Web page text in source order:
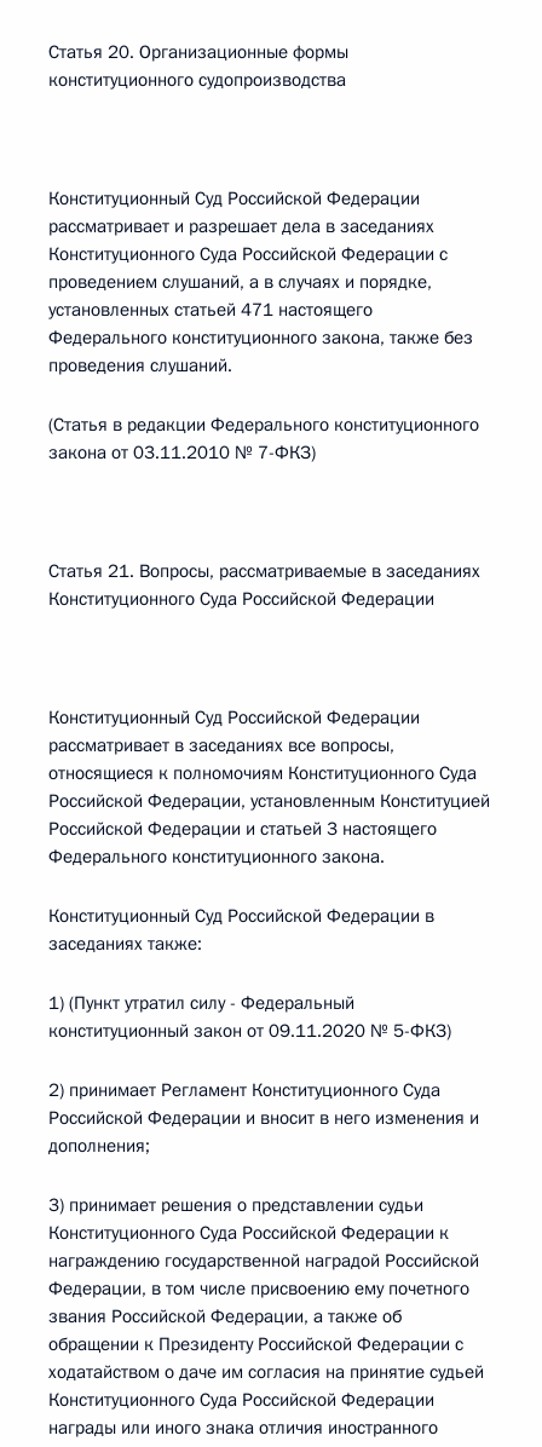
Статья 20. Организационные формы
конституционного судопроизводства
Конституционный Суд Российской Федерации
рассматривает и разрешает дела в заседаниях
Конституционного Суда Российской Федерации с
проведением слушаний, а в случаях и порядке,
установленных статьей 471 настоящего
Федерального конституционного закона, также без
проведения слушаний.
(Статья в редакции Федерального конституционного
закона от 03.11.2010 № 7-ФКЗ)
Статья 21. Вопросы, рассматриваемые в заседаниях
Конституционного Суда Российской Федерации
Конституционный Суд Российской Федерации
рассматривает в заседаниях все вопросы,
относящиеся к полномочиям Конституционного Суда
Российской Федерации, установленным Конституцией
Российской Федерации и статьей 3 настоящего
Федерального конституционного закона.
Конституционный Суд Российской Федерации в
заседаниях также:
1) (Пункт утратил силу - Федеральный
конституционный закон от 09.11.2020 № 5-ФКЗ)
2) принимает Регламент Конституционного Суда
Российской Федерации и вносит в него изменения и
дополнения;
3) принимает решения о представлении судьи
Конституционного Суда Российской Федерации к
награждению государственной наградой Российской
Федерации, в том числе присвоению ему почетного
звания Российской Федерации, а также об
обращении к Президенту Российской Федерации с
ходатайством о даче им согласия на принятие судьей
Конституционного Суда Российской Федерации
награды или иного знака отличия иностранного